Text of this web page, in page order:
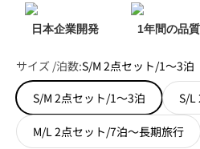
日本企業開発 1年間の品
サイズ /泊数:S/M 2点セット/1～3泊
S/M 2点セット/1～3泊
S/L
M/L 2点セット/7泊～長期旅行